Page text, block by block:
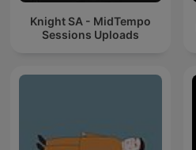
Knight SA - MidTempo
Sessions Uploads